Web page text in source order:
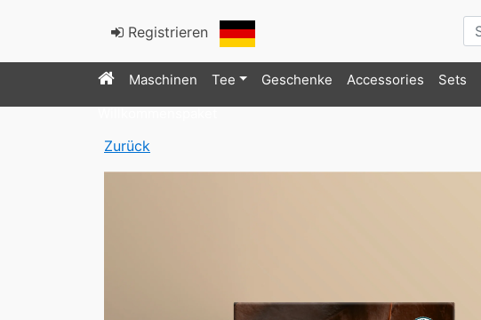
Registrieren
Maschinen Tee Geschenke Accessories Sets
Zurück